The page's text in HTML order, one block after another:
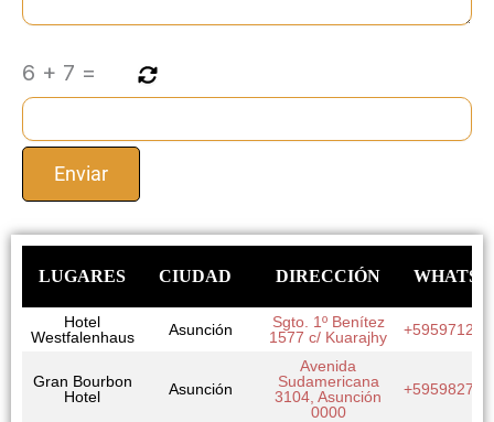
6 + 7 =
LUGARES CIUDAD DIRECCIÓN
Hotel
Westfalenhaus
Asunción
Sgto. 1º Benítez
1577 c/ Kuarajhy
Gran Bourbon
Hotel
Asunción
Avenida
Sudamericana
3104, Asunción
0000